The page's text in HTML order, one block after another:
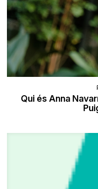
Qui és Anna